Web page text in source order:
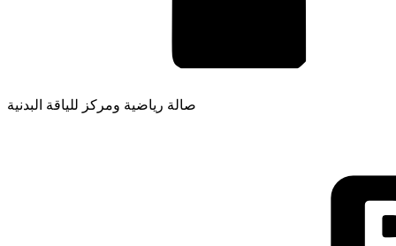
صالة رياضية ومركز للياقة البدنية